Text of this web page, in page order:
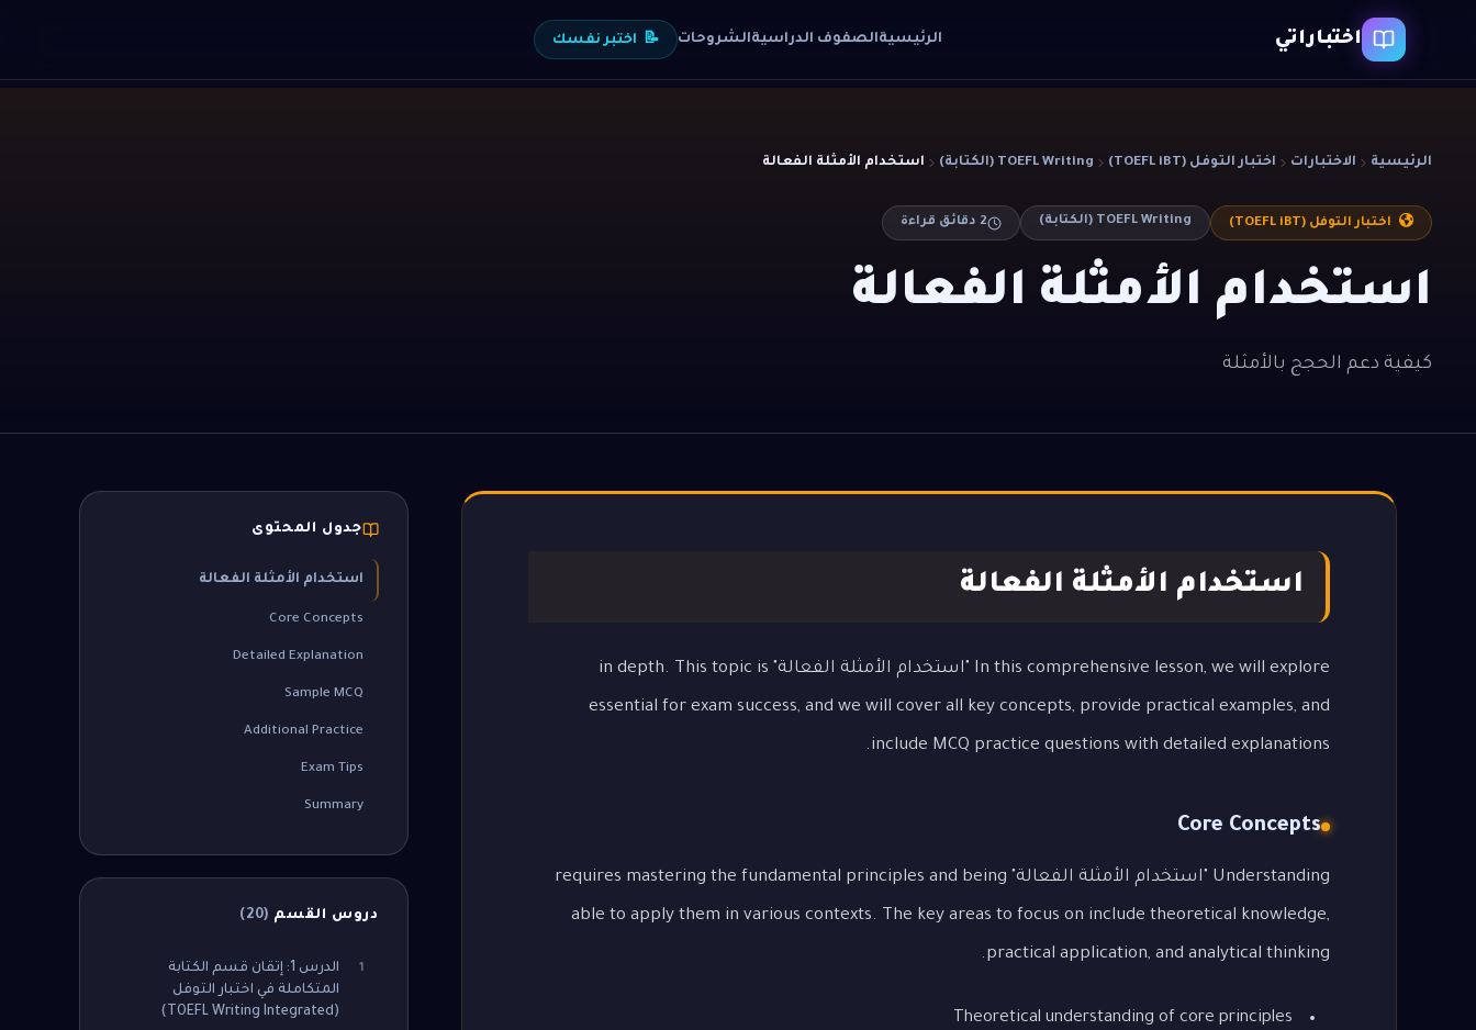
اختباراتي الرئيسيةالصفوف الدراسيةالشروحات 📝 اختبر نفسك
الرئيسية الاختبارات اختبار التوفل (TOEFL iBT) TOEFL Writing (الكتابة) استخدام الأمثلة الفعالة
اختبار التوفل (TOEFL iBT) TOEFL Writing (الكتابة) 2 دقائق قراءة
استخدام الأمثلة الفعالة
كيفية دعم الحجج بالأمثلة
استخدام الأمثلة الفعالة
In this comprehensive lesson, we will explore "استخدام الأمثلة الفعالة" in depth. This topic is
essential for exam success, and we will cover all key concepts, provide practical examples, and
include MCQ practice questions with detailed explanations.
Core Concepts
Understanding "استخدام الأمثلة الفعالة" requires mastering the fundamental principles and being
able to apply them in various contexts. The key areas to focus on include theoretical knowledge,
practical application, and analytical thinking.
Theoretical understanding of core principles
جدول المحتوى
استخدام الأمثلة الفعالة
Core Concepts
Detailed Explanation
Sample MCQ
Additional Practice
Exam Tips
Summary
دروس القسم (
20
)
1
الدرس 1: إتقان قسم الكتابة
المتكاملة في اختبار التوفل
(TOEFL Writing Integrated)